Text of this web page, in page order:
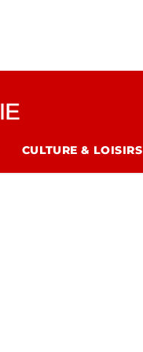
CULTURE & LOISIRS